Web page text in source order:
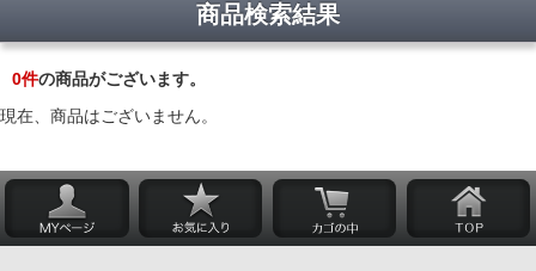
商品検索結果
0件の商品がございます。
現在、商品はございません。